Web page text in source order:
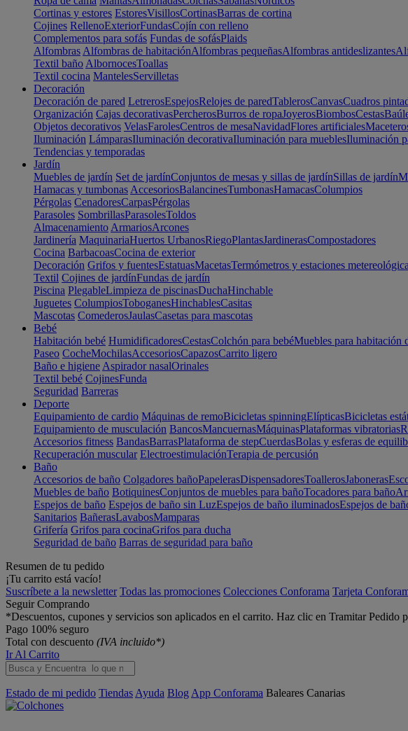
Cortinas y estores EstoresVisillosCortinasBarras de cortina
Cojines RellenoExteriorFundasCojín con relleno
Complementos para sofás Fundas de sofásPlaids
Alfombras Alfombras de habitaciónAlfombras pequeñasAlfombras antideslizantes
Textil baño AlbornocesToallas
Textil cocina MantelesServilletas
Decoración
Decoración de pared LetrerosEspejosRelojes de paredTablerosCanvasCuadros
Organización Cajas decorativasPercherosBurros de ropaJoyerosBiombosCestas
Objetos decorativos VelasFarolesCentros de mesaNavidadFlores artificiales
Iluminación LámparasIluminación decorativaIluminación para mueblesIluminación
Tendencias y temporadas
Jardín
Muebles de jardín Set de jardínConjuntos de mesas y sillas de jardínSillas de jardín
Hamacas y tumbonas AccesoriosBalancinesTumbonasHamacasColumpios
Pérgolas CenadoresCarpasPérgolas
Parasoles SombrillasParasolesToldos
Almacenamiento ArmariosArcones
Jardinería MaquinariaHuertos UrbanosRiegoPlantasJardinerasCompostadores
Cocina BarbacoasCocina de exterior
Decoración Grifos y fuentesEstatuasMacetasTermómetros y estaciones
Textil Cojines de jardínFundas de jardín
Piscina PlegableLimpieza de piscinasDuchaHinchable
Juguetes ColumpiosToboganesHinchablesCasitas
Mascotas ComederosJaulasCasetas para mascotas
Bebé
Habitación bebé HumidificadoresCestasColchón para bebéMuebles para habitación
Paseo CocheMochilasAccesoriosCapazosCarrito ligero
Baño e higiene Aspirador nasalOrinales
Textil bebé CojinesFunda
Seguridad Barreras
Deporte
Equipamiento de cardio Máquinas de remoBicicletas spinningElípticasBicicletas
Equipamiento de musculación BancosMancuernasMáquinasPlataformas vibratorias
Accesorios fitness BandasBarrasPlataforma de stepCuerdasBolas y esferas de
Recuperación muscular ElectroestimulaciónTerapia de percusión
Baño
Accesorios de baño Colgadores bañoPapelerasDispensadoresToallerosJaboneras
Muebles de baño BotiquinesConjuntos de muebles para bañoTocadores para baño
Espejos de baño Espejos de baño sin LuzEspejos de baño iluminadosEspejos de
Sanitarios BañerasLavabosMamparas
Grifería Grifos para cocinaGrifos para ducha
Seguridad de baño Barras de seguridad para baño
Resumen de tu pedido
¡Tu carrito está vacío!
Suscríbete a la newsletter Todas las promociones Colecciones Conforama Tarjeta
Seguir Comprando
*Descuentos, cupones y servicios son aplicados en el carrito. Haz clic en Tramitar Pedido
Pago 100% seguro
Total con descuento (IVA incluido*)
Ir Al Carrito
Estado de mi pedido Tiendas Ayuda Blog App Conforama Baleares Canarias